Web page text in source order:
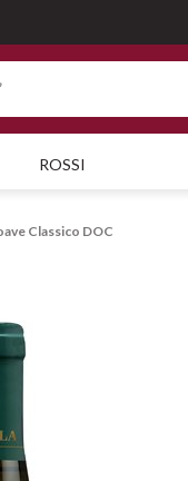
ROSSI
Classico DOC